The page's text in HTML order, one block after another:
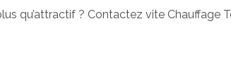
qu’attractif ? Contactez vite Chauffage